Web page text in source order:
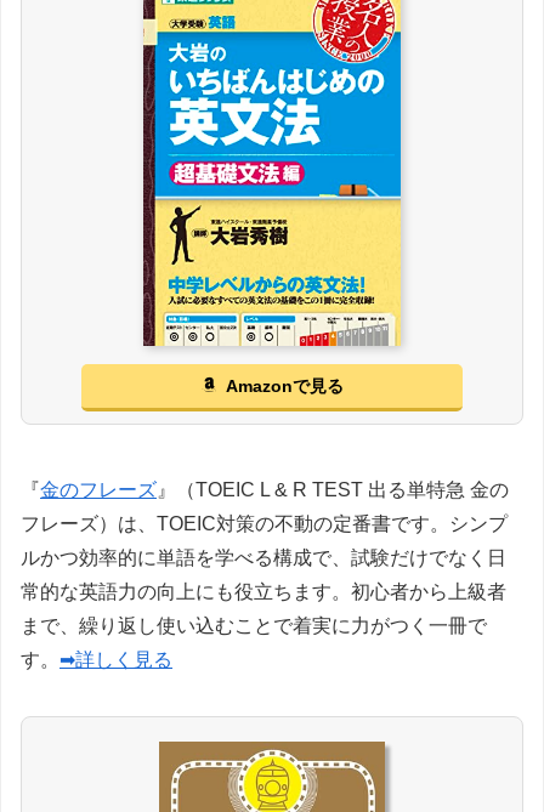
Amazonで見る
『金のフレーズ』（TOEIC L & R TEST 出る単特急 金の
フレーズ）は、TOEIC対策の不動の定番書です。シンプ
ルかつ効率的に単語を学べる構成で、試験だけでなく日
常的な英語力の向上にも役立ちます。初心者から上級者
まで、繰り返し使い込むことで着実に力がつく一冊で
す。 ➡詳しく見る